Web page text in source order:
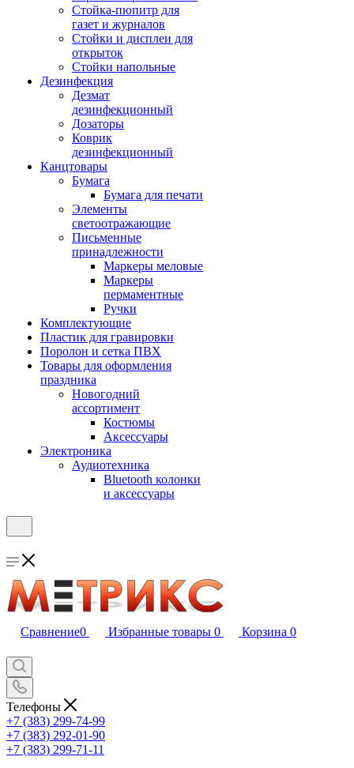
Стойка-пюпитр для
газет и журналов
Стойки и дисплеи для
открыток
Стойки напольные
Дезинфекция
Дезмат
дезинфекционный
Дозаторы
Коврик
дезинфекционный
Канцтовары
Бумага
Бумага для печати
Элементы
светоотражающие
Письменные
принадлежности
Маркеры меловые
Маркеры
пермаментные
Ручки
Комплектующие
Пластик для гравировки
Поролон и сетка ПВХ
Товары для оформления
праздника
Новогодний
ассортимент
Костюмы
Аксессуары
Электроника
Аудиотехника
Bluetooth колонки
и аксессуары
Сравнение0 Избранные товары 0 Корзина 0
Телефоны
+7 (383) 299-74-99
+7 (383) 292-01-90
+7 (383) 299-71-11